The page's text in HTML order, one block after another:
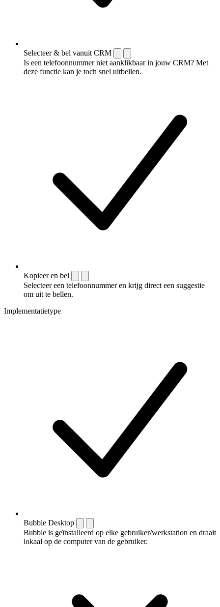
Selecteer & bel vanuit CRM
Is een telefoonnummer niet aanklikbaar in jouw CRM? Met
deze functie kan je toch snel uitbellen.
Kopieer en bel
Selecteer een telefoonnummer en krijg direct een suggestie
om uit te bellen.
Implementatietype
Bubble Desktop
Bubble is geïnstalleerd op elke gebruiker/werkstation en draait
lokaal op de computer van de gebruiker.